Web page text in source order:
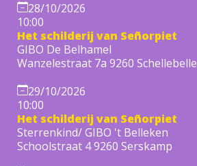
28/10/2026
10:00
Het schilderij van Señorpiet
GIBO De Belhamel
Wanzelestraat 7a 9260 Schellebelle
29/10/2026
10:00
Het schilderij van Señorpiet
Sterrenkind/ GIBO 't Belleken
Schoolstraat 4 9260 Serskamp